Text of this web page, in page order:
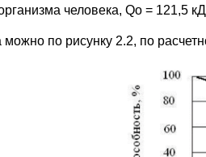
человека, Qо = 121,5
можно по рисунку 2.2, по